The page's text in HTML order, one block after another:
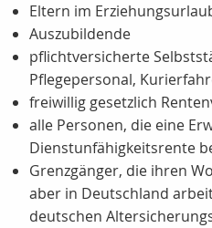
Eltern im
Auszubildende
pflichtversicherte
Pflegepersonal,
freiwillig gesetzlich
alle Personen, die eine
Dienstunfähigkeitsrente
Grenzgänger, die ihren
aber in Deutschland
deutschen